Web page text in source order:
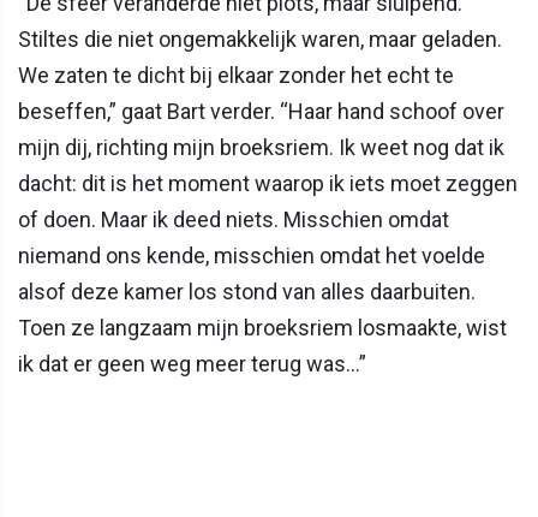
Stiltes die niet ongemakkelijk waren, maar geladen.
We zaten te dicht bij elkaar zonder het echt te
beseffen,” gaat Bart verder. “Haar hand schoof over
mijn dij, richting mijn broeksriem. Ik weet nog dat ik
dacht: dit is het moment waarop ik iets moet zeggen
of doen. Maar ik deed niets. Misschien omdat
niemand ons kende, misschien omdat het voelde
alsof deze kamer los stond van alles daarbuiten.
Toen ze langzaam mijn broeksriem losmaakte, wist
ik dat er geen weg meer terug was…”